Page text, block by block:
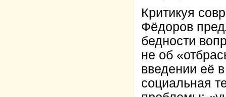
Критикуя
Фёдоров
бедности
не об
введении её
социальная